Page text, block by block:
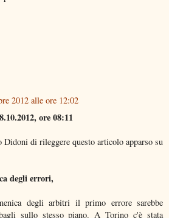
2012 alle ore 12:02
ore 08:11
di rileggere questo articolo apparso su
degli errori,
degli arbitri il primo errore sarebbe
sullo stesso piano. A Torino c'è stata